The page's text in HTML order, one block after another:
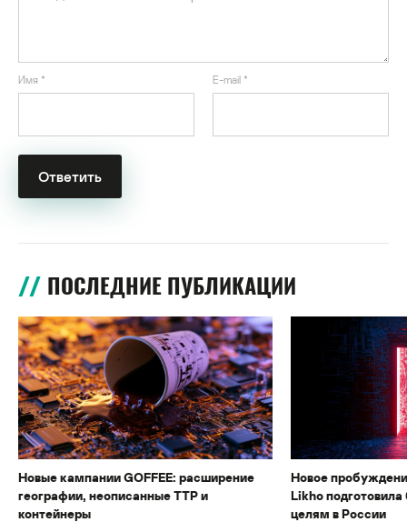
Имя * E-mail *
ПОСЛЕДНИЕ ПУБЛИКАЦИИ
Новые кампании GOFFEE: расширение
географии, неописанные TTP и
контейнеры
Новое
Likho
целям в России